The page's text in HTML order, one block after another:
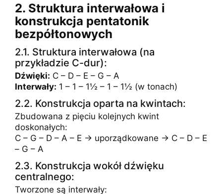
2. Struktura interwałowa i
konstrukcja pentatonik
bezpółtonowych
2.1. Struktura interwałowa (na
przykładzie C-dur):
Dźwięki: C – D – E – G – A
Interwały: 1 – 1 – 1½ – 1 – 1½ (w tonach)
2.2. Konstrukcja oparta na kwintach:
Zbudowana z pięciu kolejnych kwint
doskonałych:
C – G – D – A – E → uporządkowane → C – D – E
– G – A
2.3. Konstrukcja wokół dźwięku
centralnego:
Tworzone są interwały: